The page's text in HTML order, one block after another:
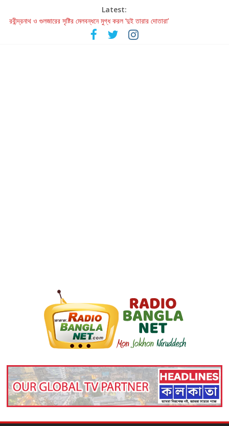
Latest:
রবীন্দ্রনাথ ও গুলজারের সৃষ্টির মেলবন্ধনে মুগ্ধ করল ‘দুই তারার দোতারা’
কলের গান থেকে রীলস্ — বাঙালির গান শোনার বিবর্তনের গল্প
জগন্নাথমঙ্গলম্ — বাংলায় প্রথমবার মঞ্চে এবার রথযাত্রার উদযাপন